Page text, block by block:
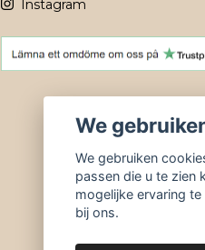
Instagram
We
We gebruiken
passen die u te zien
mogelijke ervaring
bij ons.